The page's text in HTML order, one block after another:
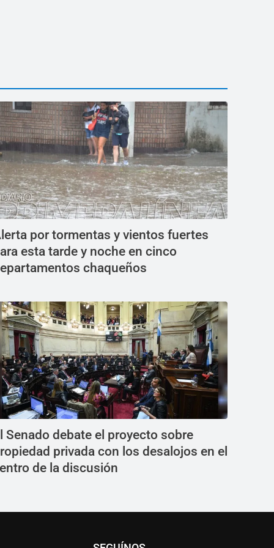
por tormentas y vientos fuertes
esta tarde y noche en cinco
chaqueños
Senado debate el proyecto sobre
privada con los desalojos en el
de la discusión